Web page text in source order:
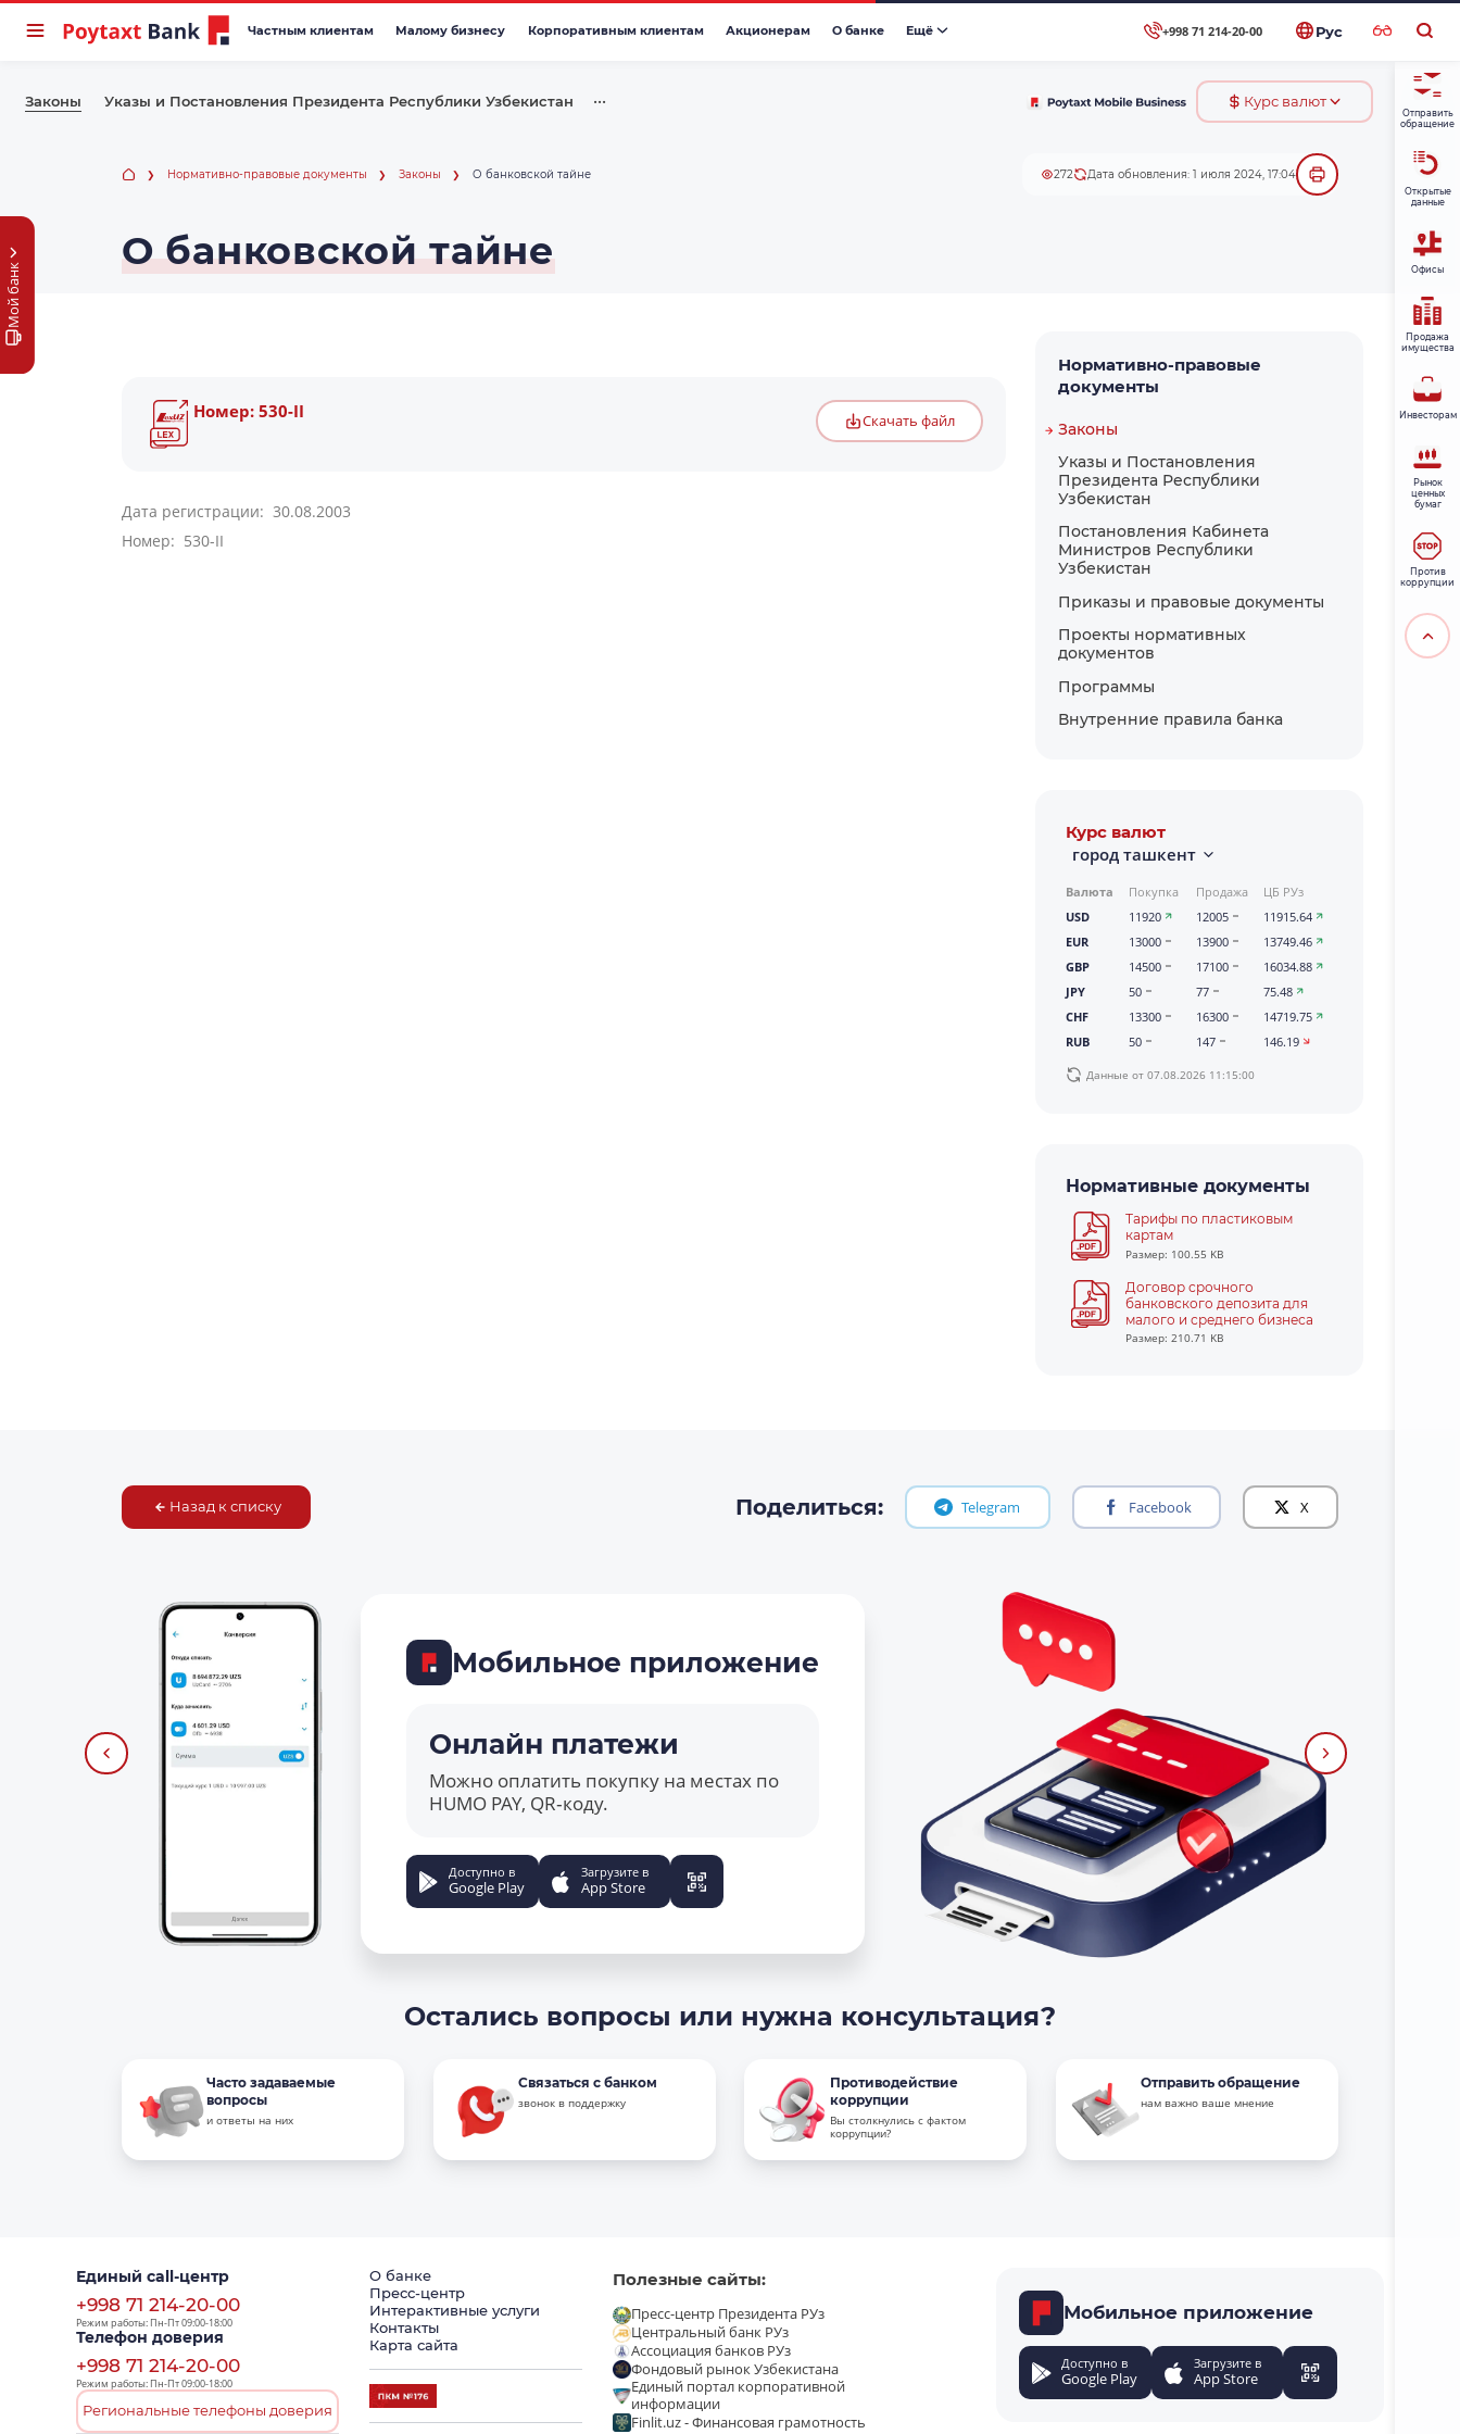
Мой банк
Частным клиентам Малому бизнесу Корпоративным клиентам Акционерам О банке Eщё +998 71 214-20-00 Рус
Законы Указы и Постановления Президента Республики Узбекистан ••• Курс валют
Нормативно-правовые документы Законы О банковской тайне 272 Дата обновления: 1 июля 2024, 17:04
О банковской тайне
Номер: 530-II Скачать файл
Дата регистрации: 30.08.2003
Номер: 530-II
Нормативно-правовые
документы
Законы
Указы и Постановления
Президента Республики
Узбекистан
Постановления Кабинета
Министров Республики
Узбекистан
Приказы и правовые документы
Проекты нормативных
документов
Программы
Внутренние правила банка
Курс валют
город ташкент
Валюта Покупка Продажа
ЦБ РУз
USD
11920 12005
11915.64
EUR
13000 13900
13749.46
GBP
14500 17100
16034.88
JPY
50 77
75.48
CHF
13300 16300
14719.75
RUB
50 147 146.19
Данные от 07.08.2026 11:15:00
Нормативные документы
Тарифы по пластиковым
картам
Размер: 100.55 KB
Договор срочного
банковского депозита для
малого и среднего бизнеса
Размер: 210.71 KB
Назад к списку Поделиться: Telegram Facebook X
Мобильное приложение
Онлайн платежи
Можно оплатить покупку на местах по
HUMO PAY, QR‑коду.
Доступно в
Google Play
Загрузите в
App Store
Остались вопросы или нужна консультация?
Часто задаваемые
вопросы
и ответы на них
Связаться с банком
звонок в поддержку
Противодействие
коррупции
Вы столкнулись с фактом
коррупции?
Отправить обращение
нам важно ваше мнение
Отправить
обращение
Открытые
данные
Офисы
Продажа
имущества
Инвесторам
Рынок
ценных
бумаг
Против
коррупции
Единый call-центр
+998 71 214-20-00
Режим работы: Пн-Пт 09:00-18:00
Телефон доверия
+998 71 214-20-00
Режим работы: Пн-Пт 09:00-18:00
Региональные телефоны доверия
О банке
Пресс-центр
Интерактивные услуги
Контакты
Карта сайта
Полезные сайты:
Пресс-центр Президента РУз
Центральный банк РУз
Ассоциация банков РУз
Фондовый рынок Узбекистана
Единый портал корпоративной
информации
Finlit.uz - Финансовая грамотность
Мобильное приложение
Доступно в
Google Play
Загрузите в
App Store